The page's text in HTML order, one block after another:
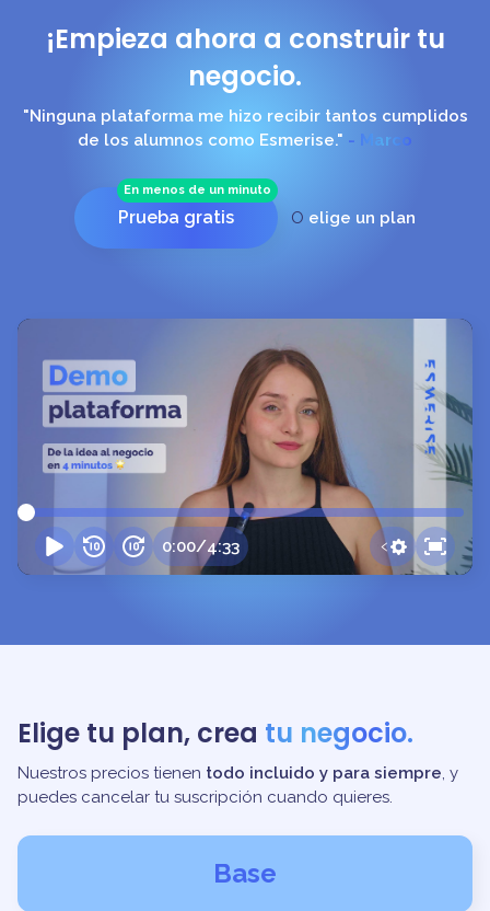
¡Empieza ahora a construir tu
negocio.
"Ninguna plataforma me hizo recibir tantos cumplidos
de los alumnos como Esmerise." - Marco
En menos de un minuto
Prueba gratis O elige un plan
0:00/4:33
Elige tu plan, crea tu negocio.
Nuestros precios tienen todo incluido y para siempre, y
puedes cancelar tu suscripción cuando quieres.
Base